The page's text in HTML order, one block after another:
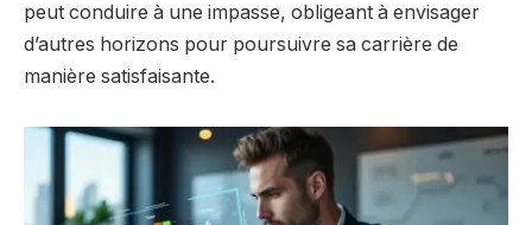
peut conduire à une impasse, obligeant à envisager
d’autres horizons pour poursuivre sa carrière de
manière satisfaisante.